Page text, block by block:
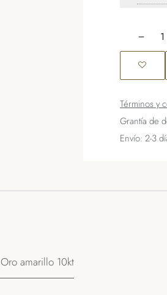
Términos y
Grantía de
Envío: 2-3
Oro amarillo 10kt